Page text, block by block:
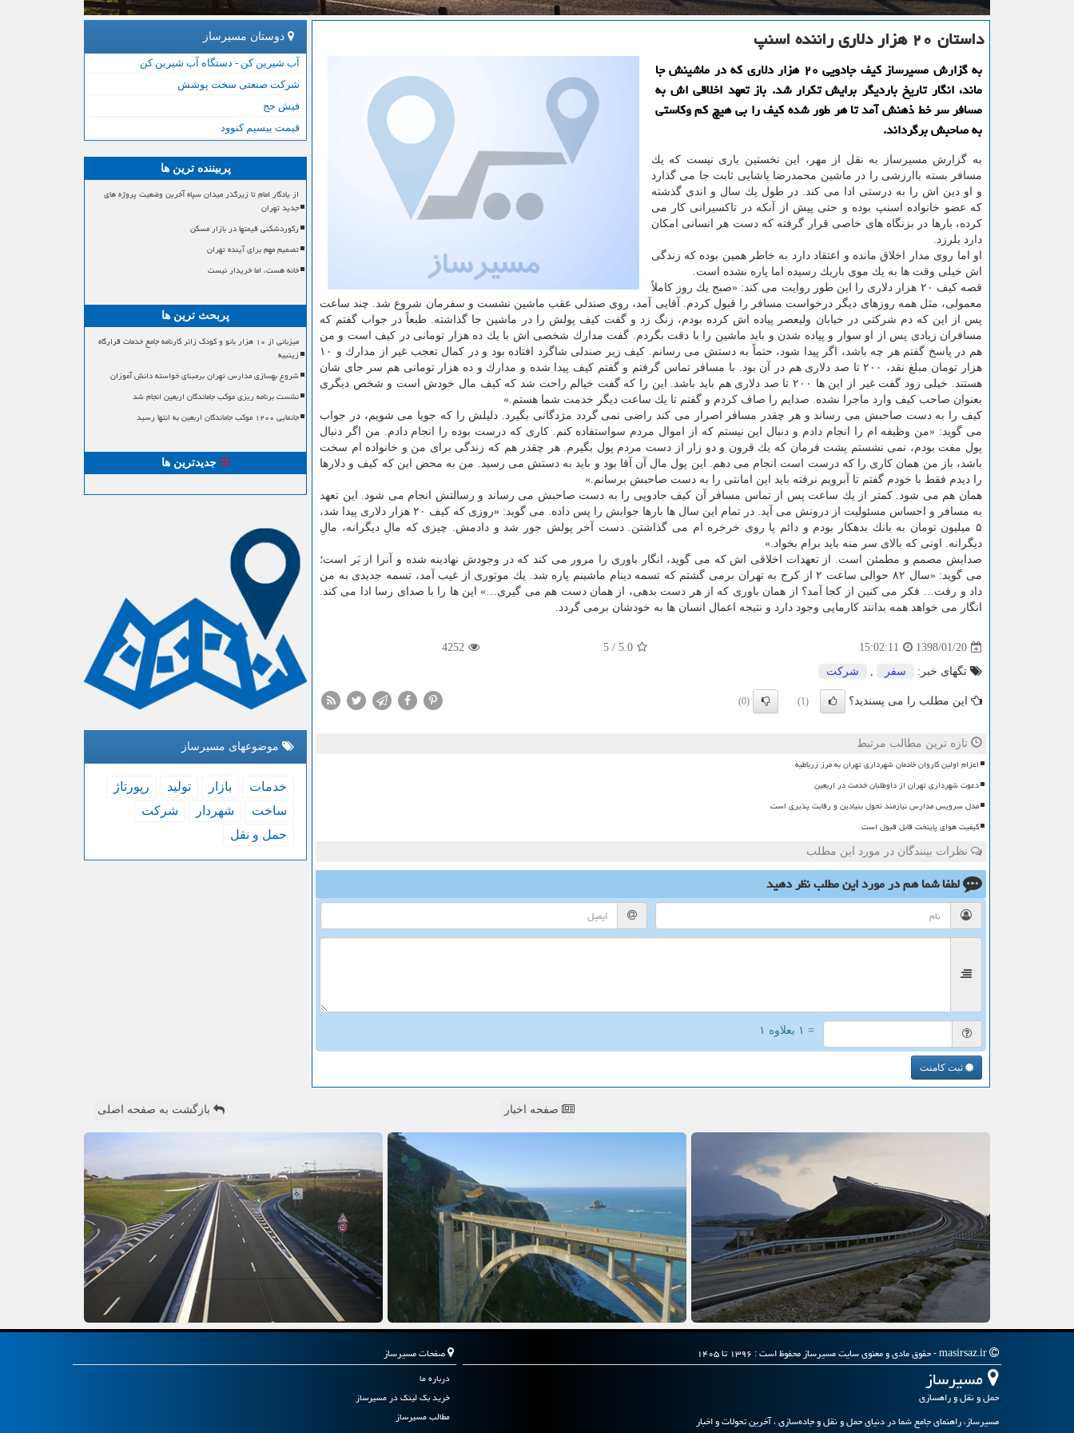
داستان ۲۰ هزار دلاری راننده اسنپ
به گزارش مسیرساز كیف جادویی ۲۰ هزار دلاری كه در ماشینش جا
ماند، انگار تاریخ باردیگر برایش تكرار شد. باز تعهد اخلاقی اش به
مسافر سر خط ذهنش آمد تا هر طور شده كیف را بی هیچ كم وكاستی
به صاحبش برگرداند.
به گزارش مسیرساز به نقل از مهر، این نخستین باری نیست كه یك
مسافر بسته باارزشی را در ماشین محمدرضا پاشایی ثابت جا می گذارد
و او دین اش را به درستی ادا می كند. در طول یك سال و اندی گذشته
كه عضو خانواده اسنپ بوده و حتی پیش از آنكه در تاكسیرانی كار می
كرده، بارها در بزنگاه های خاصی قرار گرفته كه دست هر انسانی امكان
دارد بلرزد.
او اما روی مدار اخلاق مانده و اعتقاد دارد به خاطر همین بوده كه زندگی
اش خیلی وقت ها به یك موی باریك رسیده اما پاره نشده است.
قصه كیف ۲۰ هزار دلاری را این طور روایت می كند: «صبح یك روز كاملاً
معمولی، مثل همه روزهای دیگر درخواست مسافر را قبول كردم. آقایی آمد، روی صندلی عقب ماشین نشست و سفرمان شروع شد. چند ساعت
پس از این كه دم شركتی در خیابان ولیعصر پیاده اش كرده بودم، زنگ زد و گفت كیف پولش را در ماشین جا گذاشته. طبعاً در جواب گفتم كه
مسافران زیادی پس از او سوار و پیاده شدن و باید ماشین را با دقت بگردم. گفت مدارك شخصی اش با یك ده هزار تومانی در كیف است و من
هم در پاسخ گفتم هر چه باشد، اگر پیدا شود، حتماً به دستش می رسانم. كیف زیر صندلی شاگرد افتاده بود و در كمال تعجب غیر از مدارك و ۱۰
هزار تومان مبلغ نقد، ۲۰۰ تا صد دلاری هم در آن بود. با مسافر تماس گرفتم و گفتم كیف پیدا شده و مدارك و ده هزار تومانی هم سر جای شان
هستند. خیلی زود گفت غیر از این ها ۲۰۰ تا صد دلاری هم باید باشد. این را كه گفت خیالم راحت شد كه كیف مال خودش است و شخص دیگری
بعنوان صاحب كیف وارد ماجرا نشده. صدایم را صاف كردم و گفتم تا یك ساعت دیگر خدمت شما هستم.»
كیف را به دست صاحبش می رساند و هر چقدر مسافر اصرار می كند راضی نمی گردد مژدگانی بگیرد. دلیلش را كه جویا می شویم، در جواب
می گوید: «من وظیفه ام را انجام دادم و دنبال این نیستم كه از اموال مردم سواستفاده كنم. كاری كه درست بوده را انجام دادم. من اگر دنبال
پول مفت بودم، نمی نشستم پشت فرمان كه یك قرون و دو زار از دست مردم پول بگیرم. هر چقدر هم كه زندگی برای من و خانواده ام سخت
باشد، باز من همان كاری را كه درست است انجام می دهم. این پول مال آن آقا بود و باید به دستش می رسید. من به محض این كه كیف و دلارها
را دیدم فقط با خودم گفتم تا آبرویم نرفته باید این امانتی را به دست صاحبش برسانم.»
همان هم می شود. كمتر از یك ساعت پس از تماس مسافر آن كیف جادویی را به دست صاحبش می رساند و رسالتش انجام می شود. این تعهد
به مسافر و احساس مسئولیت از درونش می آید. در تمام این سال ها بارها جوابش را پس داده. می گوید: «روزی كه كیف ۲۰ هزار دلاری پیدا شد،
۵ میلیون تومان به بانك بدهكار بودم و دائم پا روی خرخره ام می گذاشتن. دست آخر پولش جور شد و دادمش. چیزی كه مالِ دیگرانه، مالِ
دیگرانه. اونی كه بالای سر منه باید برام بخواد.»
صدایش مصمم و مطمئن است. از تعهدات اخلاقی اش كه می گوید، انگار باوری را مرور می كند كه در وجودش نهادینه شده و آنرا از بَر است؛
می گوید: «سال ۸۲ حوالی ساعت ۲ از كرج به تهران برمی گشتم كه تسمه دینام ماشینم پاره شد. یك موتوری از غیب آمد، تسمه جدیدی به من
داد و رفت… فكر می كنین از كجا آمد؟ از همان باوری كه از هر دست بدهی، از همان دست هم می گیری…» این ها را با صدای رسا ادا می كند.
انگار می خواهد همه بدانند كارمایی وجود دارد و نتیجه اعمال انسان ها به خودشان برمی گردد.
1398/01/20
15:02:11
5.0
/
5
4252
تگهای خبر: سفر , شركت
این مطلب را می پسندید؟ (1)
(0)
تازه ترین مطالب مرتبط
اعزام اولین کاروان خادمان شهرداری تهران به مرز زرباطیه
دعوت شهرداری تهران از داوطلبان خدمت در اربعین
مدل سرویس مدارس نیازمند تحول بنیادین و رقابت پذیری است
کیفیت هوای پایتخت قابل قبول است
نظرات بینندگان در مورد این مطلب
لطفا شما همدر مورد این مطلبنظر دهید
= ۱ بعلاوه ۱
ثبت کامنت
دوستان مسیرساز
آب شیرین کن - دستگاه آب شیرین کن
شرکت صنعتی سخت پوشش
فیش حج
قیمت بیسیم کنوود
پربیننده ترین ها
از یادگار امام تا زیرگذر میدان سپاه آخرین وضعیت پروژه های
جدید تهران
رکوردشکنی قیمتها در بازار مسکن
تصمیم مهم برای آینده تهران
خانه هست، اما خریدار نیست
پربحث ترین ها
میزبانی از ۱۰ هزار بانو و کودک زائر کارنامه جامع خدمات قرارگاه
زینبیه
شروع بهسازی مدارس تهران برمبنای خواسته دانش آموزان
نشست برنامه ریزی موکب جاماندگان اربعین انجام شد
جانمایی ۱۲۰۰ موکب جاماندگان اربعین به انتها رسید
جدیدترین ها
موضوعهای مسیرساز
خدمات بازار تولید
رپورتاژ
ساخت
شهردار
شركت
حمل و نقل
صفحه اخبار بازگشت به صفحه اصلی
مسیرساز
حمل و نقل و راهسازی
مسیرساز، راهنمای جامع شما در دنیای حمل و نقل و جاده‌سازی ، آخرین تحولات و اخبار
صفحات مسیرساز
درباره ما
خرید بک لینک در مسیرساز
مطالب مسیرساز